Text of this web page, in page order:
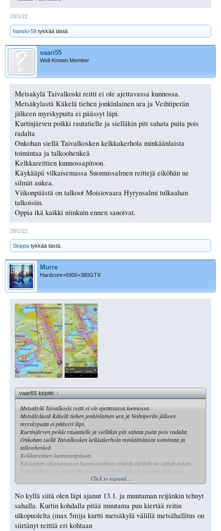
18/1/22
hanski-58 tykkää tästä.
vaari55
Well-Known Member
Metsakylä Taivalkoski reitti ei ole ajettavassa kunnossa.
Metsäkylastä Käkelä tiehen jonkinlainen ura ja Veihtiperän
jälkeen myrskypuita ei päässyt läpi.
Kurtinjärven poikki rautatielle ja sielläkin piti sahata puita pois
radalta
Onkohan siellä Taivalkosken kelkkakerhola minkäänlaista
toimintaa ja talkoohenkeä
Kelkkareittien kunnossapitoon.
Käykääpä vilkaisemassa Suomussalmen reittejä eiköhän ne
silmät aukea.
Viikonpäästä on talkoot Moisiovaara Hyrynsalmi tulkaahan
talkoisiin.
Oppia ikä kaikki niinkuin ennen sanoivat.
29/1/22
Skippa tykkää tästä.
Murre
Hardcore+6900+380GTX
vaari55 kirjoitti:↑
Metsakylä Taivalkoski reitti ei ole ajettavassa kunnossa.
Metsäkylastä Käkelä tiehen jonkinlainen ura ja Veihtiperän jälkeen
myrskypuita ei päässyt läpi.
Kurtinjärven poikki rautatielle ja sielläkin piti sahata puita pois radalta
Onkohan siellä Taivalkosken kelkkakerhola minkäänlaista toimintaa ja
talkoohenkeä
Kelkkareittien kunnossapitoon.
Käykääpä vilkaisemassa Suomussalmen reittejä eiköhän ne silmät aukea.
Viikonpäästä on talkoot Moisiovaara Hyrynsalmi tulkaahan talkoisiin.
Oppia ikä kaikki niinkuin ennen sanoivat.
Click to expand...
No kyllä siitä olen läpi ajanut 13.1. ja muutaman reijänkin tehnyt
sahalla. Kurtin kohdalla pitää muutama puu kiertää reitin
ulkopuolelta (max 5m)ja kurtti metsäkylä välillä metsähallitus on
siirtänyt reittiä eri kohtaan